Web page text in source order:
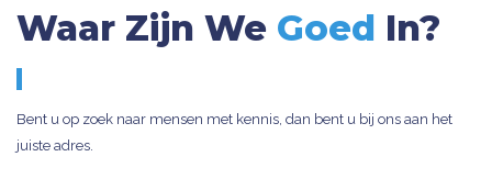
Waar Zijn We Goed In?
Bent u op zoek naar mensen met kennis, dan bent u bij ons aan het
juiste adres.